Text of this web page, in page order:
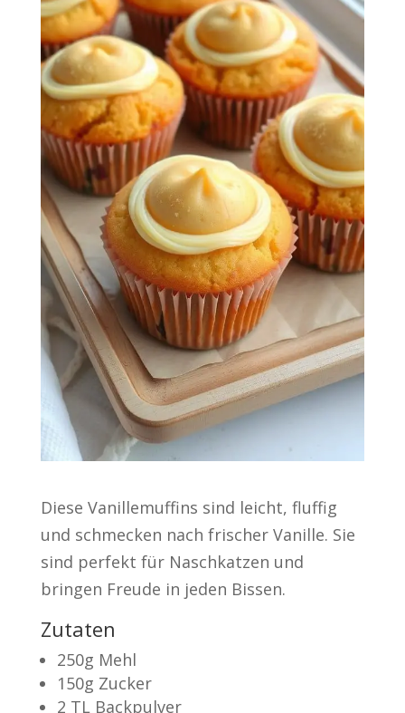
Diese Vanillemuffins sind leicht, fluffig
und schmecken nach frischer Vanille. Sie
sind perfekt für Naschkatzen und
bringen Freude in jeden Bissen.
Zutaten
250g Mehl
150g Zucker
2 TL Backpulver